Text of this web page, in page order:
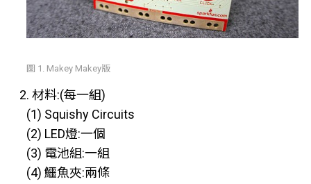
圖 1. Makey Makey版
2. 材料:(每一組)
(1) Squishy Circuits
(2) LED燈:一個
(3) 電池組:一組
(4) 鱷魚夾:兩條